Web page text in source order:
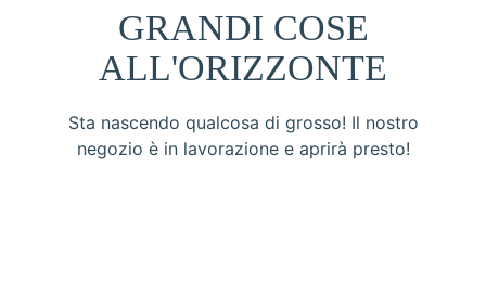
GRANDI COSE
ALL'ORIZZONTE
Sta nascendo qualcosa di grosso! Il nostro
negozio è in lavorazione e aprirà presto!